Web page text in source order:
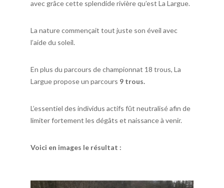
avec grâce cette splendide rivière qu’est La Largue.
La nature commençait tout juste son éveil avec
l’aide du soleil.
En plus du parcours de championnat 18 trous, La
Largue propose un parcours 9 trous.
L’essentiel des individus actifs fût neutralisé afin de
limiter fortement les dégâts et naissance à venir.
Voici en images le résultat :